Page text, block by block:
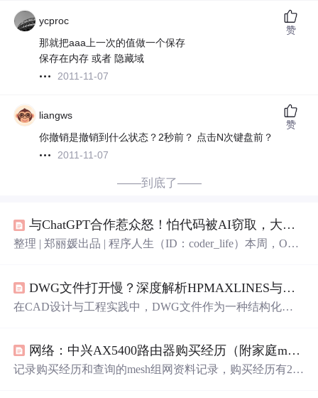
ycproc
那就把aaa上一次的值做一个保存
保存在内存 或者 隐藏域
2011-11-07
赞
liangws
你撤销是撤销到什么状态？2秒前？ 点击N次键盘前？
2011-11-07
赞
——到底了——
与ChatGPT合作惹众怒！怕代码被AI窃取，大量开发者删帖抗议，不料竟遭平台封号？...
整理 | 郑丽媛出品 | 程序人生（ID：coder_life）本周，Open
高度技术性的知识和代码——这些数据”由 15 年来为 Stack
Overflow 平台做出贡献的数百万开发人员“所提供。同时，
DWG文件打开慢？深度解析HPMAXLINES与文件瘦身优化方案
在CAD设计与工程实践中，DWG文件作为一种结构化的
关。从技术原理上看，软件在打开文件时需要解析并加载
所有实体、处理内部引用关系，这一过程极易因冗余数据
网络：中兴AX5400路由器购买经历（附家庭mesh组网个人理解）
记录购买经历和查询的mesh组网资料记录，购买经历有2个